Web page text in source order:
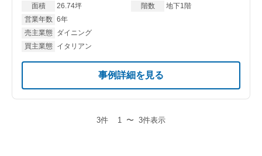
面積 26.74坪 階数
地下1階
営業年数 6年
売主業態
ダイニング
買主業態
イタリアン
事例詳細を見る
3件 1 〜 3件表示